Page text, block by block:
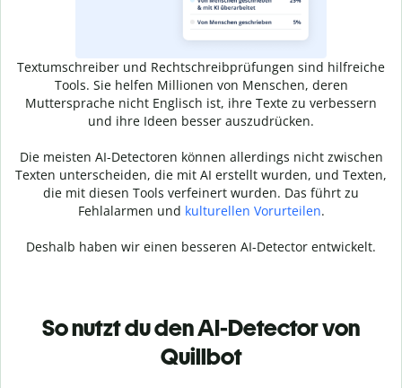
Textumschreiber und Rechtschreibprüfungen sind hilfreiche
Tools. Sie helfen Millionen von Menschen, deren
Muttersprache nicht Englisch ist, ihre Texte zu verbessern
und ihre Ideen besser auszudrücken.
Die meisten AI-Detectoren können allerdings nicht zwischen
Texten unterscheiden, die mit AI erstellt wurden, und Texten,
die mit diesen Tools verfeinert wurden. Das führt zu
Fehlalarmen und kulturellen Vorurteilen.
Deshalb haben wir einen besseren AI-Detector entwickelt.
So nutzt du den AI-Detector von
Quillbot